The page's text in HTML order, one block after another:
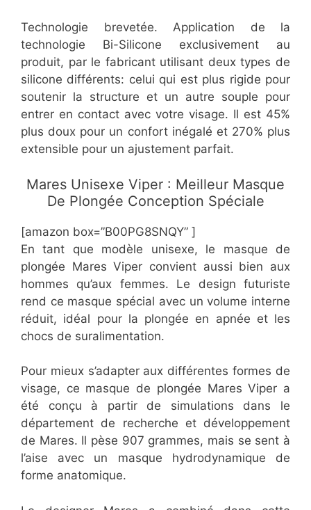
Technologie brevetée. Application de la
technologie Bi-Silicone exclusivement au
produit, par le fabricant utilisant deux types de
silicone différents: celui qui est plus rigide pour
soutenir la structure et un autre souple pour
entrer en contact avec votre visage. Il est 45%
plus doux pour un confort inégalé et 270% plus
extensible pour un ajustement parfait.
​Mares Unisexe Viper : Meilleur Masque
De Plongée Conception Spéciale
[amazon box=”​​B00PG8SNQY” ]
En tant que modèle unisexe, le masque de
plongée Mares Viper convient aussi bien aux
hommes qu’aux femmes. Le design futuriste
rend ce masque spécial avec un volume interne
réduit, idéal pour la plongée en apnée et les
chocs de suralimentation.
Pour mieux s’adapter aux différentes formes de
visage, ce masque de plongée Mares Viper a
été conçu à partir de simulations dans le
département de recherche et développement
de Mares. Il pèse 907 grammes, mais se sent à
l’aise avec un masque hydrodynamique de
forme anatomique.